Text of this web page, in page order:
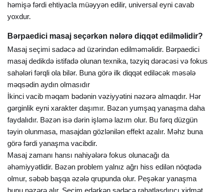
həmişə fərdi ehtiyacla müəyyən edilir, universal eyni cavab
yoxdur.
Bərpaedici masaj seçərkən nələrə diqqət edilməlidir?
Masaj seçimi sadəcə ad üzərindən edilməməlidir. Bərpaedici
masaj dedikdə istifadə olunan texnika, təzyiq dərəcəsi və fokus
sahələri fərqli ola bilər. Buna görə ilk diqqət ediləcək məsələ
məqsədin aydın olmasıdır
İkinci vacib məqam bədənin vəziyyətini nəzərə almaqdır. Hər
gərginlik eyni xarakter daşımır. Bəzən yumşaq yanaşma daha
faydalıdır. Bəzən isə dərin işləmə lazım olur. Bu fərq düzgün
təyin olunmasa, masajdan gözlənilən effekt azalır. Məhz buna
görə fərdi yanaşma vacibdir.
Masaj zamanı hansı nahiyələrə fokus olunacağı da
əhəmiyyətlidir. Bəzən problem yalnız ağrı hiss edilən nöqtədə
olmur, səbəb başqa əzələ qrupunda olur. Peşəkar yanaşma
bunu nəzərə alır. Seçim edərkən sadəcə rahatlaşdırıcı xidmət